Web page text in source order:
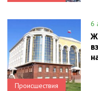
Происшествия
6